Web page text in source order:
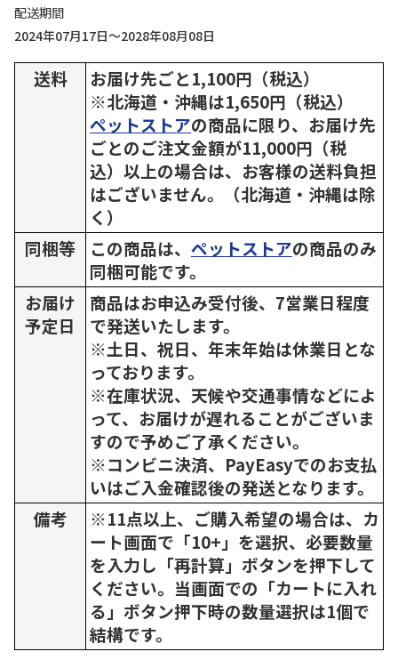
配送期間
2024年07月17日～2028年08月08日
送料
お届け先ごと1,100円（税込）
※北海道・沖縄は1,650円（税込）
ペットストアの商品に限り、お届け先
ごとのご注文金額が11,000円（税
込）以上の場合は、お客様の送料負担
はございません。（北海道・沖縄は除
く）
同梱等
この商品は、 ペットストアの商品のみ
同梱可能です。
お届け
予定日
商品はお申込み受付後、7営業日程度
で発送いたします。
※土日、祝日、年末年始は休業日とな
っております。
※在庫状況、天候や交通事情などによ
って、お届けが遅れることがございま
すので予めご了承ください。
※コンビニ決済、PayEasyでのお支払
いはご入金確認後の発送となります。
備考
※11点以上、ご購入希望の場合は、カ
ート画面で「10+」を選択、必要数量
を入力し「再計算」ボタンを押下して
ください。当画面での「カートに入れ
る」ボタン押下時の数量選択は1個で
結構です。